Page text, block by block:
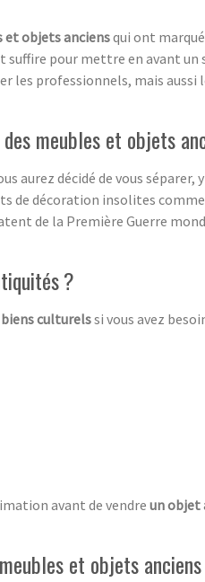
et objets anciensqui ont marqué
suffire pour mettre en avant un
les professionnels, mais aussi
meubles et objets
décidé de vous
de décoration insolites
de la Première Guerre
?
biens culturelssi vous avez
avant de vendreun objet
et objets anciens